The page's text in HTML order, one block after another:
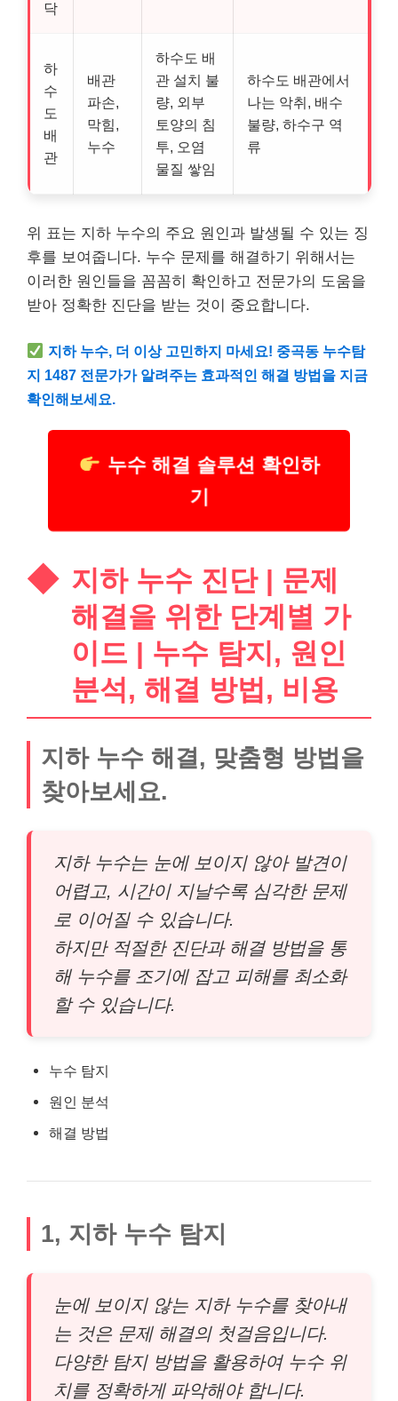
닥
하
수
도
배
관
배관
파손,
막힘,
누수
하수도 배
관 설치 불
량, 외부
토양의 침
투, 오염
물질 쌓임
하수도 배관에서
나는 악취, 배수
불량, 하수구 역
류
위 표는 지하 누수의 주요 원인과 발생될 수 있는 징
후를 보여줍니다. 누수 문제를 해결하기 위해서는
이러한 원인들을 꼼꼼히 확인하고 전문가의 도움을
받아 정확한 진단을 받는 것이 중요합니다.
지하 누수, 더 이상 고민하지 마세요! 중곡동 누수탐
지 1487 전문가가 알려주는 효과적인 해결 방법을 지금
확인해보세요.
누수 해결 솔루션 확인하
기
지하 누수 진단 | 문제
해결을 위한 단계별 가
이드 | 누수 탐지, 원인
분석, 해결 방법, 비용
지하 누수 해결, 맞춤형 방법을
찾아보세요.
지하 누수는 눈에 보이지 않아 발견이
어렵고, 시간이 지날수록 심각한 문제
로 이어질 수 있습니다.
하지만 적절한 진단과 해결 방법을 통
해 누수를 조기에 잡고 피해를 최소화
할 수 있습니다.
누수 탐지
원인 분석
해결 방법
1, 지하 누수 탐지
눈에 보이지 않는 지하 누수를 찾아내
는 것은 문제 해결의 첫걸음입니다.
다양한 탐지 방법을 활용하여 누수 위
치를 정확하게 파악해야 합니다.